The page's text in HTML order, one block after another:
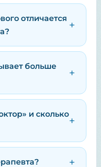
отличается
больше
и сколько